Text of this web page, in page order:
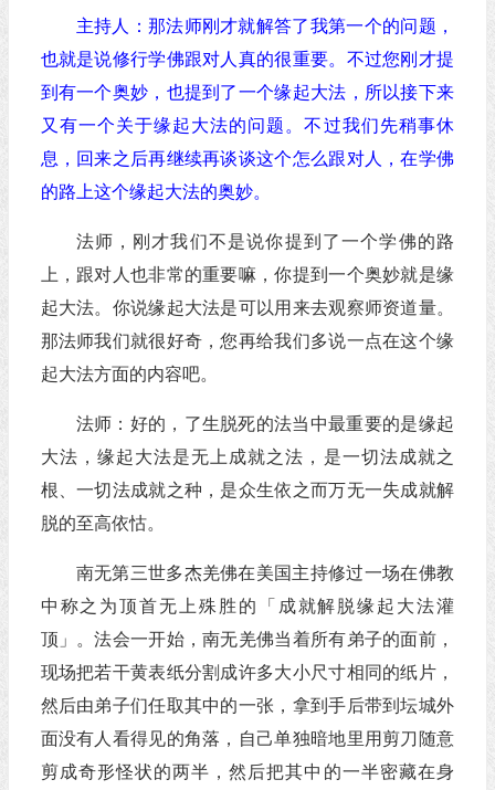
主持人：那法师刚才就解答了我第一个的问题，
也就是说修行学佛跟对人真的很重要。不过您刚才提
到有一个奥妙，也提到了一个缘起大法，所以接下来
又有一个关于缘起大法的问题。不过我们先稍事休
息，回来之后再继续再谈谈这个怎么跟对人，在学佛
的路上这个缘起大法的奥妙。
法师，刚才我们不是说你提到了一个学佛的路
上，跟对人也非常的重要嘛，你提到一个奥妙就是缘
起大法。你说缘起大法是可以用来去观察师资道量。
那法师我们就很好奇，您再给我们多说一点在这个缘
起大法方面的内容吧。
法师：好的，了生脱死的法当中最重要的是缘起
大法，缘起大法是无上成就之法，是一切法成就之
根、一切法成就之种，是众生依之而万无一失成就解
脱的至高依怙。
南无第三世多杰羌佛在美国主持修过一场在佛教
中称之为顶首无上殊胜的「成就解脱缘起大法灌
顶」。法会一开始，南无羌佛当着所有弟子的面前，
现场把若干黄表纸分割成许多大小尺寸相同的纸片，
然后由弟子们任取其中的一张，拿到手后带到坛城外
面没有人看得见的角落，自己单独暗地里用剪刀随意
剪成奇形怪状的两半，然后把其中的一半密藏在身